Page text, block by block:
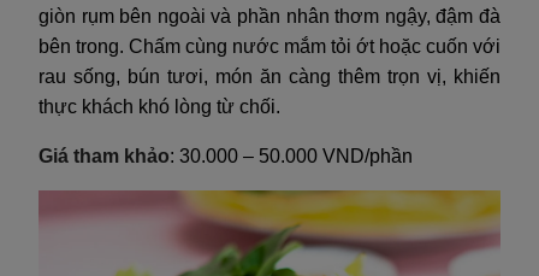
giòn rụm bên ngoài và phần nhân thơm ngậy, đậm đà
bên trong. Chấm cùng nước mắm tỏi ớt hoặc cuốn với
rau sống, bún tươi, món ăn càng thêm trọn vị, khiến
thực khách khó lòng từ chối.
Giá tham khảo: 30.000 – 50.000 VND/phần